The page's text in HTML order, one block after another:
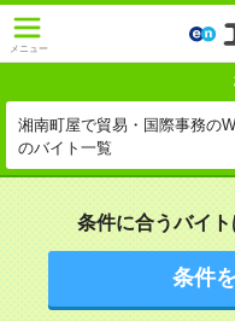
メニュー
湘南町屋で貿易・国際事務の
のバイト一覧
条件に合うバイト
条件